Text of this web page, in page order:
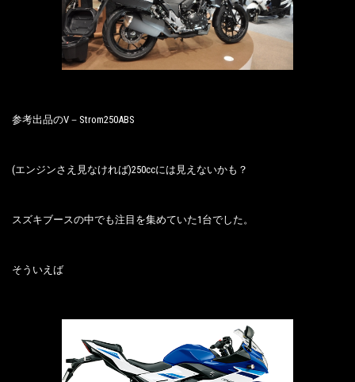
参考出品のV－Strom250ABS
(エンジンさえ見なければ)250ccには見えないかも？
スズキブースの中でも注目を集めていた1台でした。
そういえば